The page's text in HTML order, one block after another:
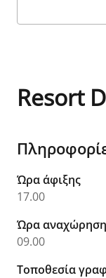
Resort
Ώρα άφιξης
17.00
Ώρα
09.00
Τοποθεσία